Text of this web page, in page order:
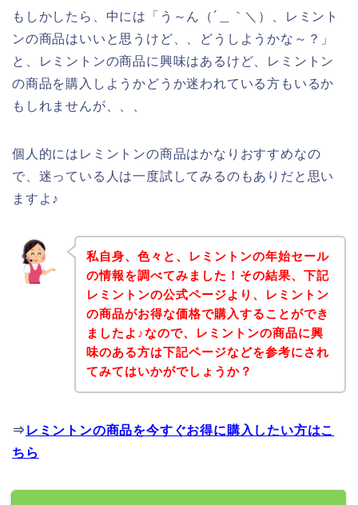
もしかしたら、中には「う～ん（´＿｀＼）、レミント
ンの商品はいいと思うけど、、どうしようかな～？」
と、レミントンの商品に興味はあるけど、レミントン
の商品を購入しようかどうか迷われている方もいるか
もしれませんが、、、
個人的にはレミントンの商品はかなりおすすめなの
で、迷っている人は一度試してみるのもありだと思い
ますよ♪
私自身、色々と、レミントンの年始セール
の情報を調べてみました！その結果、下記
レミントンの公式ページより、レミントン
の商品がお得な価格で購入することができ
ましたよ♪なので、レミントンの商品に興
味のある方は下記ページなどを参考にされ
てみてはいかがでしょうか？
⇒ レミントンの商品を今すぐお得に購入したい方はこ
ちら